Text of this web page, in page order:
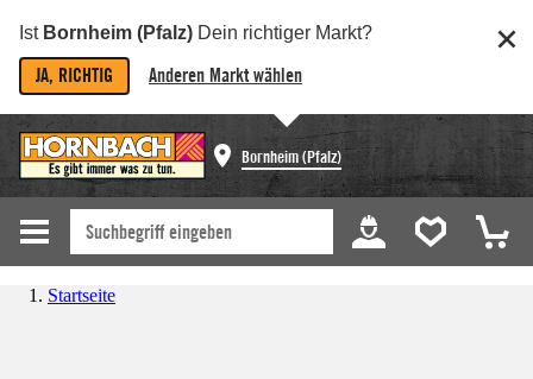
Ist Bornheim (Pfalz) Dein richtiger Markt?
JA, RICHTIG Anderen Markt wählen
Bornheim (Pfalz)
Startseite